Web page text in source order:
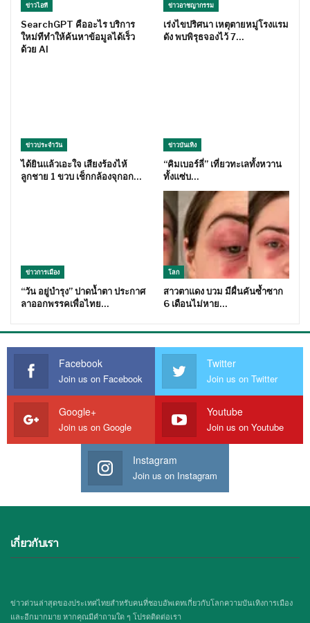
ข่าวไอที
SearchGPT คืออะไร บริการ
ใหม่ทีทำให้ค้นหาข้อมูลได้เร็ว
ด้วย AI
ข่าวอาชญากรรม
เร่งไขปริศนา เหตุตายหมู่โรงแรม
ดัง พบพิรุธจองไว้ 7…
ข่าวประจำวัน
ได้ยินแล้วเอะใจ เสียงร้องไห้
ลูกชาย 1 ขวบ เช็กกล้องจุกอก…
ข่าวบันเทิง
“คิมเบอร์ลี่” เที่ยวทะเลทั้งหวาน
ทั้งแซ่บ…
ข่าวการเมือง
“วัน อยู่บำรุง” ปาดน้ำตา ประกาศ
ลาออกพรรคเพื่อไทย…
โลก
สาวตาแดง บวม มีผื่นคันซ้ำซาก
6 เดือนไม่หาย…
Facebook
Join us on Facebook
Twitter
Join us on Twitter
Google+
Join us on Google
Youtube
Join us on Youtube
Instagram
Join us on Instagram
เกี่ยวกับเรา
ข่าวด่วนล่าสุดของประเทศไทยสำหรับคนที่ชอบอัพเดทเกี่ยวกับโลกความบันเทิงการเมือง
และอีกมากมาย หากคุณมีคำถามใด ๆ โปรดติดต่อเรา